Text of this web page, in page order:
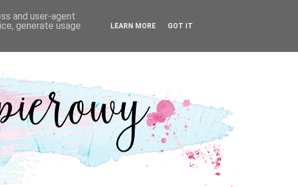
and user-agent
generate usage
LEARN MORE GOT IT